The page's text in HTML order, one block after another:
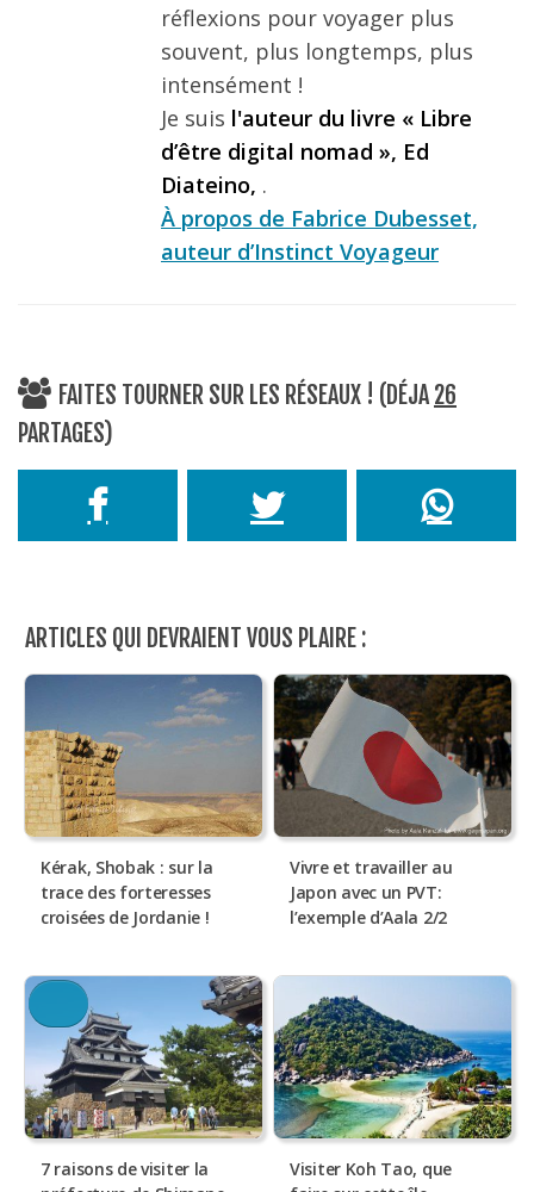
réflexions pour voyager plus
souvent, plus longtemps, plus
intensément !
Je suis l'auteur du livre « Libre
d’être digital nomad », Ed
Diateino, .
À propos de Fabrice Dubesset,
auteur d’Instinct Voyageur
FAITES TOURNER SUR LES RÉSEAUX ! (DÉJA 26
PARTAGES)
ARTICLES QUI DEVRAIENT VOUS PLAIRE :
Kérak, Shobak : sur la
trace des forteresses
croisées de Jordanie !
Vivre et travailler au
Japon avec un PVT:
l’exemple d’Aala 2/2
7 raisons de visiter la
Visiter Koh Tao, que